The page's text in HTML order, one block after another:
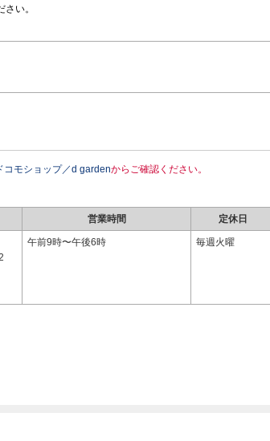
さい。
コモショップ／d gardenからご確認ください。
営業時間 定休日
午前9時〜午後6時 毎週火曜